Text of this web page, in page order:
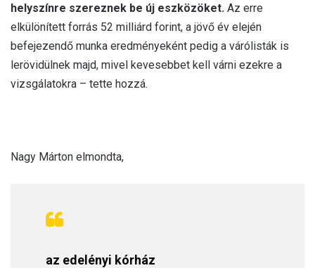
helyszínre szereznek be új eszközöket. Az erre
elkülönített forrás 52 milliárd forint, a jövő év elején
befejezendő munka eredményeként pedig a várólisták is
lerövidülnek majd, mivel kevesebbet kell várni ezekre a
vizsgálatokra – tette hozzá.
Nagy Márton elmondta,
az edelényi kórház